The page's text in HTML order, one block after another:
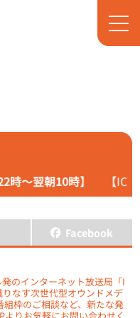
】 【ICORA放送局の
Facebook
のインターネット放送局「I
なす次世代型オウンドメデ
枠のご相談など、新たな発